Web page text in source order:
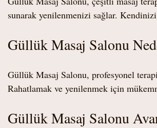
sunarak yenilenmenizi sağlar.
Güllük Masaj Salonu
Güllük Masaj Salonu, profesyonel
Rahatlamak ve yenilenmek için
Güllük Masaj Salonu